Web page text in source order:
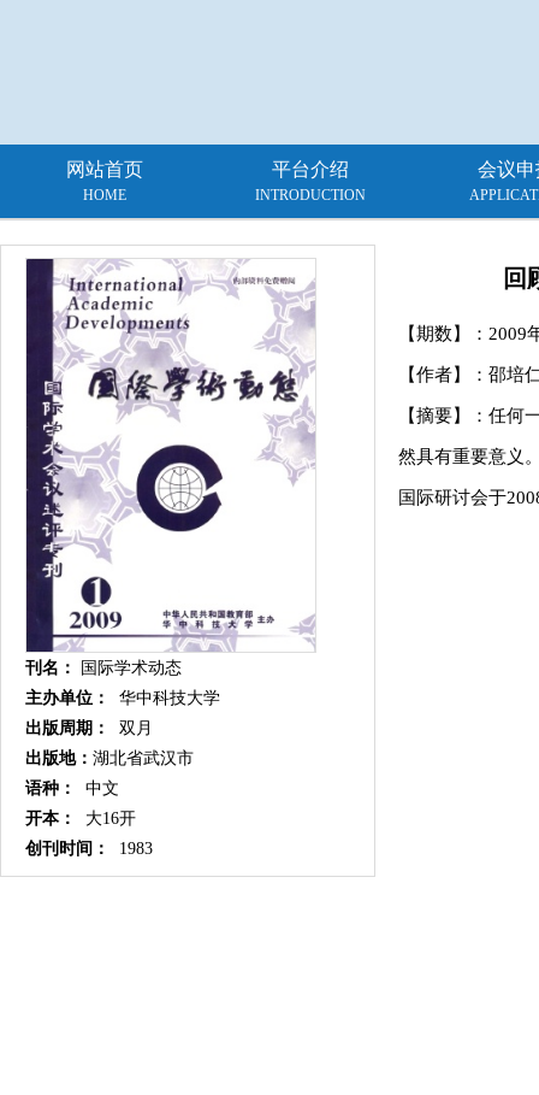
网站首页
HOME
平台介绍
INTRODUCTION
会议申
刊名：
国际学术动态
主办单位：
华中科技大学
出版周期：
双月
出版地： 湖北省武汉市
语种：
中文
开本：
大16开
创刊时间：
1983
回
【期数】： 2009
【作者】：邵培
【摘要】：任何
然具有重要意义
国际研讨会于